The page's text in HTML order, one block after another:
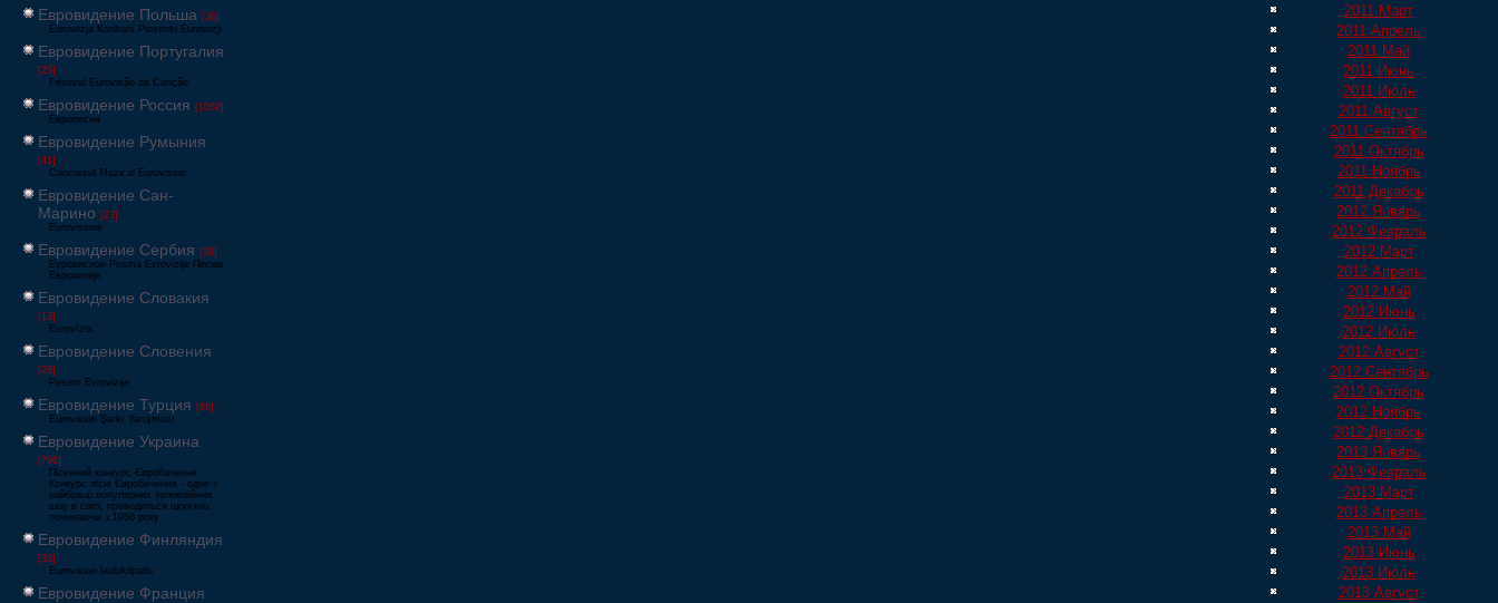
Евровидение Польша [36]
Eurowizja Konkurs Piosenki Eurowizji
Евровидение Португалия
[25]
Festival Eurovisão da Canção
Евровидение Россия [1062]
Европесня
Евровидение Румыния
[41]
Concursul Muzical Eurovision
Евровидение Сан-
Марино [23]
Eurovisione
Евровидение Сербия [39]
Еуровисион Pesma Evrovizije Песма
Евровизије
Евровидение Словакия
[13]
Eurovízia
Евровидение Словения
[26]
Pesem Evrovizije
Евровидение Турция [66]
Eurovision Şarkı Yarışması
Евровидение Украина
[796]
Пісенний конкурс Євробачення
Конкурс пісні Євробачення - одне з
найбільш популярних телевізійних
шоу в світі, проводиться щорічно,
починаючи з 1956 року
Евровидение Финляндия
[33]
Eurovision laulukilpailu
Евровидение Франция
2011 Март
2011 Апрель
2011 Май
2011 Июнь
2011 Июль
2011 Август
2011 Сентябрь
2011 Октябрь
2011 Ноябрь
2011 Декабрь
2012 Январь
2012 Февраль
2012 Март
2012 Апрель
2012 Май
2012 Июнь
2012 Июль
2012 Август
2012 Сентябрь
2012 Октябрь
2012 Ноябрь
2012 Декабрь
2013 Январь
2013 Февраль
2013 Март
2013 Апрель
2013 Май
2013 Июнь
2013 Июль
2013 Август